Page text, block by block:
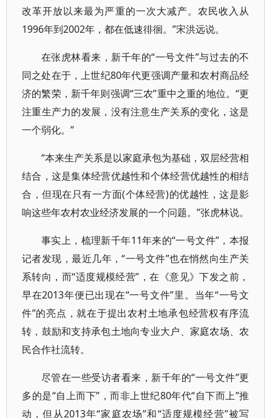
改革开放以来最为严重的一次大减产。农民收入从
1996年到2002年，都在低速徘徊。”宋洪远说。
在张虎林看来，新千年的“一号文件”与过去的不
同之处在于，上世纪80年代更强调产量和农村商品经
济的繁荣，新千年则强调“三农”重中之重的地位。“更
注重生产力的发展，没有注意生产关系的变化，这是
一个弱化。”
“本来生产关系是以家庭承包为基础，双层经营相
结合，这是集体经营优越性和个体经营优越性的相结
合，但现在只有一方面(个体经营)的优越性，这是影
响这些年农村农业经济发展的一个问题。”张虎林说。
事实上，梳理新千年11年来的“一号文件”，本报
记者发现，最近几年，“一号文件”也在悄然向生产关
系转向，而“适度规模经营”，在《意见》下发之前，
早在2013年便已出现在“一号文件”里。当年“一号文
件”的亮点，就在于提出农村土地承包经营权有序流
转，鼓励和支持承包土地向专业大户、家庭农场、农
民合作社流转。
尽管在一些受访者看来，新千年的“一号文件”更
多的是“自上而下”，而非上世纪80年代“自下而上”推
动，但从2013年“家庭农场”和“适度规模经营”被写